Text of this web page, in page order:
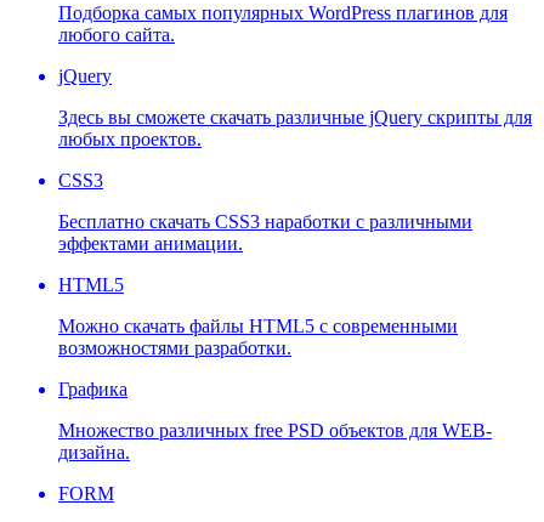
Подборка самых популярных WordPress плагинов для
любого сайта.
jQuery
Здесь вы сможете скачать различные jQuery скрипты для
любых проектов.
CSS3
Бесплатно скачать CSS3 наработки с различными
эффектами анимации.
HTML5
Можно скачать файлы HTML5 с современными
возможностями разработки.
Графика
Множество различных free PSD объектов для WEB-
дизайна.
FORM